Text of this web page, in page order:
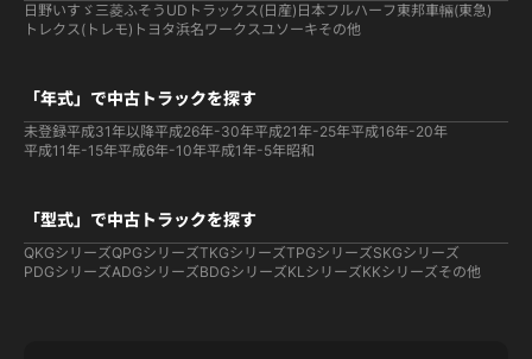
日野いすゞ 三菱ふそう UDトラックス(日産) 日本フルハーフ 東邦車輛(東急)
トレクス(トレモ) トヨタ浜名ワークスユソーキその他
「年式」で中古トラックを探す
未登録平成31年以降平成26年-30年平成21年-25年平成16年-20年
平成11年-15年平成6年-10年平成1年-5年昭和
「型式」で中古トラックを探す
QKGシリーズQPGシリーズTKGシリーズTPGシリーズSKGシリーズ
PDGシリーズADGシリーズBDGシリーズKLシリーズKKシリーズその他